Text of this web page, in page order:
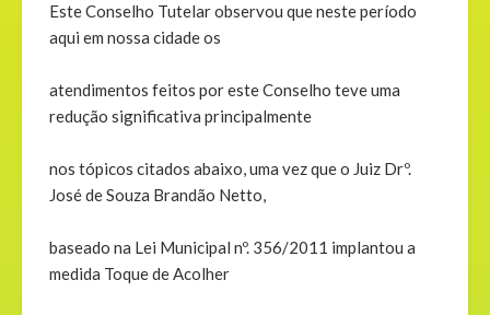
Este Conselho Tutelar observou que neste período
aqui em nossa cidade os
atendimentos feitos por este Conselho teve uma
redução significativa principalmente
nos tópicos citados abaixo, uma vez que o Juiz Drº.
José de Souza Brandão Netto,
baseado na Lei Municipal nº. 356/2011 implantou a
medida Toque de Acolher